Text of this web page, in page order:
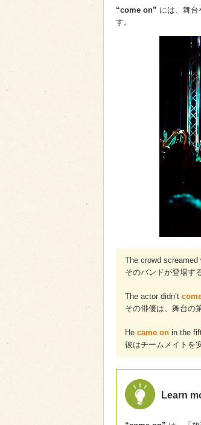
“come on” には、舞
す。
The crowd screamed
そのバンドが登場す
The actor didn’t
その俳優は、舞台の
He came onin the
彼はチームメイトを
Learn